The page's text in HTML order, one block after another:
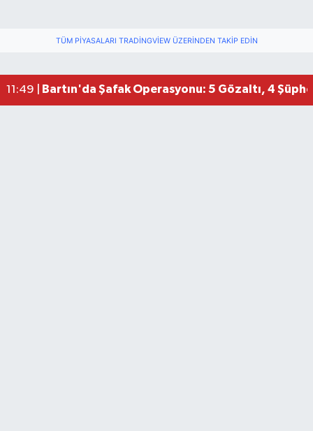
TÜM PIYASALARI TRADINGVIEW ÜZERINDEN TAKIP EDIN
11:49 | Bartın'da Şafak Operasyonu: 5 Gözaltı, 4